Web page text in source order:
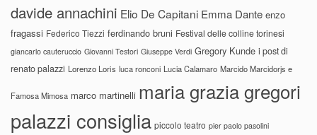
davide annachini Elio De Capitani Emma Dante enzo
fragassi Federico Tiezzi ferdinando bruni Festival delle colline torinesi
giancarlo cauteruccio Giovanni Testori Giuseppe Verdi Gregory Kunde i post di
renato palazzi Lorenzo Loris luca ronconi Lucia Calamaro Marcido Marcidorjs e
Famosa Mimosa marco martinelli maria grazia gregori
palazzi consiglia piccolo teatro pier paolo pasolini